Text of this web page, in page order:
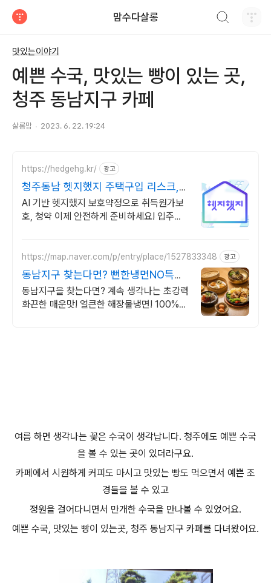
맘수다살롱
맛있는이야기
예쁜 수국, 맛있는 빵이 있는 곳,
청주 동남지구 카페
살롱맘 2023. 6. 22. 19:24
https://hedgehg.kr/ 광고
청주동남 헷지했지 주택구입 리스크,
미리 대비
AI 기반 헷지했지 보호약정으로 취득원가보
호, 청약 이제 안전하게 준비하세요! 입주시
https://map.naver.com/p/entry/place/1527833348 광고
동남지구 찾는다면? 뻔한냉면NO특별
한냉면YES!
동남지구을 찾는다면? 계속 생각나는 초강력
화끈한 매운맛! 얼큰한 해장물냉면! 100%
여름 하면 생각나는 꽃은 수국이 생각납니다. 청주에도 예쁜 수국
을 볼 수 있는 곳이 있더라구요.
카페에서 시원하게 커피도 마시고 맛있는 빵도 먹으면서 예쁜 조
경들을 볼 수 있고
정원을 걸어다니면서 만개한 수국을 만나볼 수 있었어요.
예쁜 수국, 맛있는 빵이 있는곳, 청주 동남지구 카페를 다녀왔어요.